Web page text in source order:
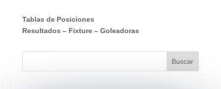
Tablas de Posiciones
Resultados – Fixture– Goleadoras